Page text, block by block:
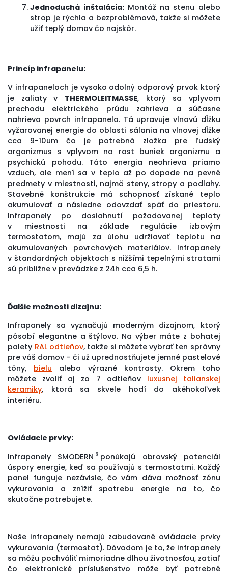
Jednoduchá inštalácia: Montáž na stenu alebo
strop je rýchla a bezproblémová, takže si môžete
užiť teplý domov čo najskôr.
Princíp infrapanelu:
V infrapaneloch je vysoko odolný odporový prvok ktorý
je zaliaty v THERMOLEITMASSE, ktorý sa vplyvom
prechodu elektrického prúdu zahrieva a súčasne
nahrieva povrch infrapanela. Tá upravuje vlnovú dĺžku
vyžarovanej energie do oblasti sálania na vlnovej dĺžke
cca 9-10um čo je potrebná zložka pre ľudský
organizmus s vplyvom na rast buniek organizmu a
psychickú pohodu. Táto energia neohrieva priamo
vzduch, ale mení sa v teplo až po dopade na pevné
predmety v miestnosti, najmä steny, stropy a podlahy.
Stavebné konštrukcie má schopnosť získané teplo
akumulovať a následne odovzdať späť do priestoru.
Infrapanely po dosiahnutí požadovanej teploty
v miestnosti na základe regulácie izbovým
termostatom, majú za úlohu udržiavať teplotu na
akumulovaných povrchových materiálov. Infrapanely
v štandardných objektoch s nižšími tepelnými stratami
sú približne v prevádzke z 24h cca 6,5 h.
Ďalšie možnosti dizajnu:
Infrapanely sa vyznačujú moderným dizajnom, ktorý
pôsobí elegantne a štýlovo. Na výber máte z bohatej
palety RAL odtieňov, takže si môžete vybrať ten správny
pre váš domov - či už uprednostňujete jemné pastelové
tóny, bielu alebo výrazné kontrasty. Okrem toho
môžete zvoliť aj zo 7 odtieňov luxusnej talianskej
keramiky, ktorá sa skvele hodí do akéhokoľvek
interiéru.
Ovládacie prvky:
Infrapanely SMODERN ® ponúkajú obrovský potenciál
úspory energie, keď sa používajú s termostatmi. Každý
panel funguje nezávisle, čo vám dáva možnosť zónu
vykurovania a znížiť spotrebu energie na to, čo
skutočne potrebujete.
Naše infrapanely nemajú zabudované ovládacie prvky
vykurovania (termostat). Dôvodom je to, že infrapanely
sa môžu pochváliť mimoriadne dlhou životnosťou, zatiaľ
čo elektronické príslušenstvo môže byť potrebné